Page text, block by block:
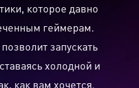
которое давно
геймерам.
запускать
холодной и
как вам хочется.